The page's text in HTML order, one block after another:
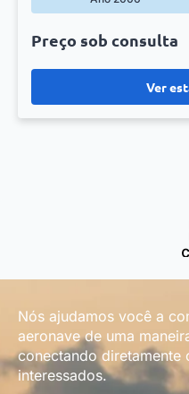
Ver
Preço sob consulta
Nós ajudamos você a
aeronave de uma
conectando diretamente
interessados.